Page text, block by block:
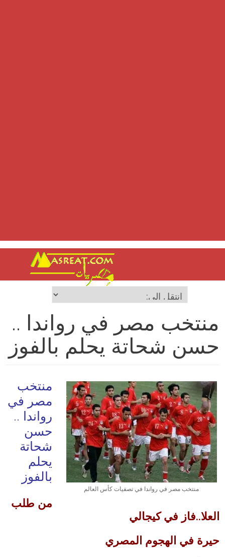
منتخب مصر في رواندا ..
حسن شحاتة يحلم بالفوز
منتخب مصر في رواندا في تصفيات كأس العالم
منتخب
مصر في
رواندا ..
حسن
شحاتة
يحلم
بالفوز
من طلب
العلا..فاز في كيجالي
حيرة في الهجوم المصري